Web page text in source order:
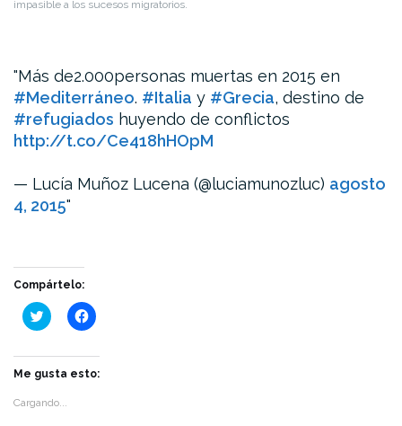
impasible a los sucesos migratorios.
Más de2.000personas muertas en 2015 en
#Mediterráneo. #Italia y #Grecia, destino de
#refugiados huyendo de conflictos
http://t.co/Ce418hHOpM
— Lucía Muñoz Lucena (@luciamunozluc) agosto
4, 2015
Compártelo:
Haz
clic
en
Twitter
abre
en
Haz
clic
en
Facebook
Me gusta esto:
Cargando...